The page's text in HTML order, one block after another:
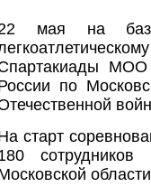
мая на
по
старт
сотрудников